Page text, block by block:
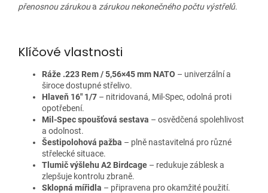
přenosnou zárukoua zárukou nekonečného počtu výstřelů.
Klíčové vlastnosti
Ráže .223 Rem / 5,56×45 mm NATO – univerzální a
široce dostupné střelivo.
Hlaveň 16" 1/7 – nitridovaná, Mil-Spec, odolná proti
opotřebení.
Mil-Spec spoušťová sestava – osvědčená spolehlivost
a odolnost.
Šestipolohová pažba – plně nastavitelná pro různé
střelecké situace.
Tlumič výšlehu A2 Birdcage – redukuje záblesk a
zlepšuje kontrolu zbraně.
Sklopná mířidla – připravena pro okamžité použití.